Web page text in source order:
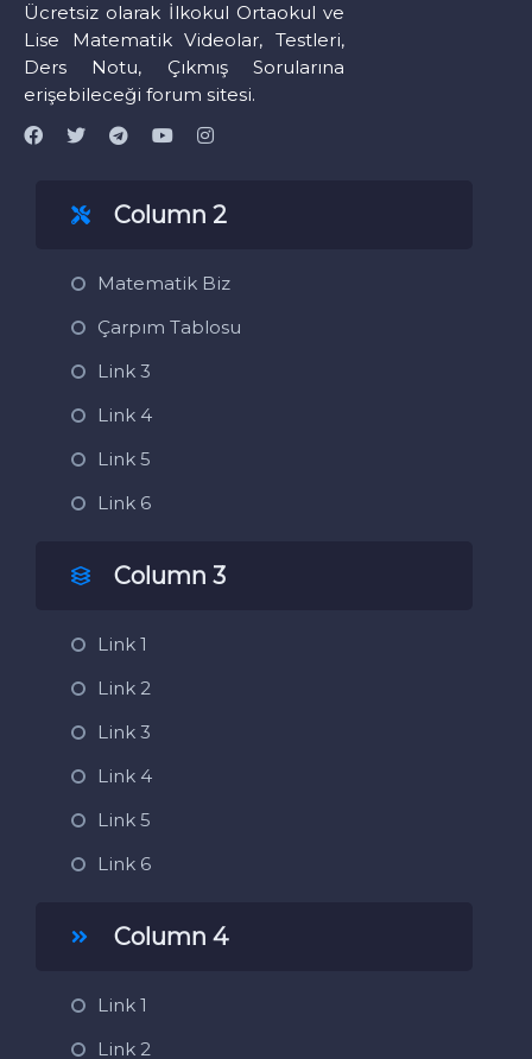
Ücretsiz olarak İlkokul Ortaokul ve
Lise Matematik Videolar, Testleri,
Ders Notu, Çıkmış Sorularına
erişebileceği forum sitesi.
Column 2
Matematik Biz
Çarpım Tablosu
Link 3
Link 4
Link 5
Link 6
Column 3
Link 1
Link 2
Link 3
Link 4
Link 5
Link 6
Column 4
Link 1
Link 2